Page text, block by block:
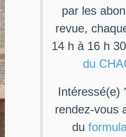
par les
revue,
14 h à 16 h
du
Intéressé(e)
rendez-vous
du